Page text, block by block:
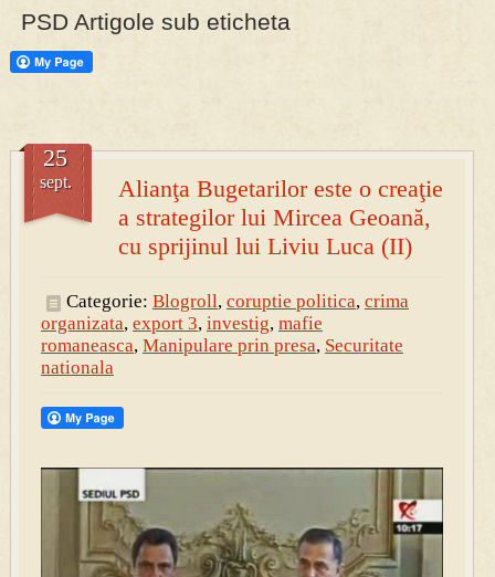
PSD Artigole sub eticheta
Alianţa Bugetarilor este o creaţie
a strategilor lui Mircea Geoană,
cu sprijinul lui Liviu Luca (II)
25
sept.
Categorie: Blogroll, coruptie politica, crima
organizata, export 3, investig, mafie
romaneasca, Manipulare prin presa, Securitate
nationala